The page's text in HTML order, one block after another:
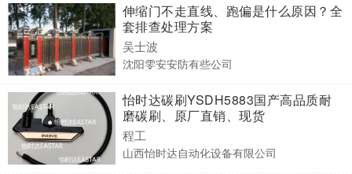
伸缩门不走直线、跑偏是什么原因？全
套排查处理方案
吴士波
沈阳雯安安防有些公司
怡时达碳刷YSDH5883国产高品质耐
磨碳刷、原厂直销、现货
程工
山西怡时达自动化设备有限公司